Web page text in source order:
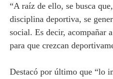
“A raíz de ello, se busca
disciplina deportiva, se
social. Es decir, acompañar
para que crezcan
Destacó por último que “lo